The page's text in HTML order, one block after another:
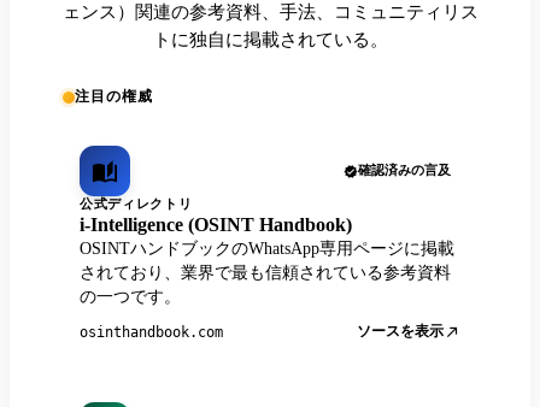
ェンス）関連の参考資料、手法、コミュニティリス
トに独自に掲載されている。
注目の権威
確認済みの言及
公式ディレクトリ
i-Intelligence (OSINT Handbook)
OSINTハンドブックのWhatsApp専用ページに掲載
されており、業界で最も信頼されている参考資料
の一つです。
osinthandbook.com ソースを表示